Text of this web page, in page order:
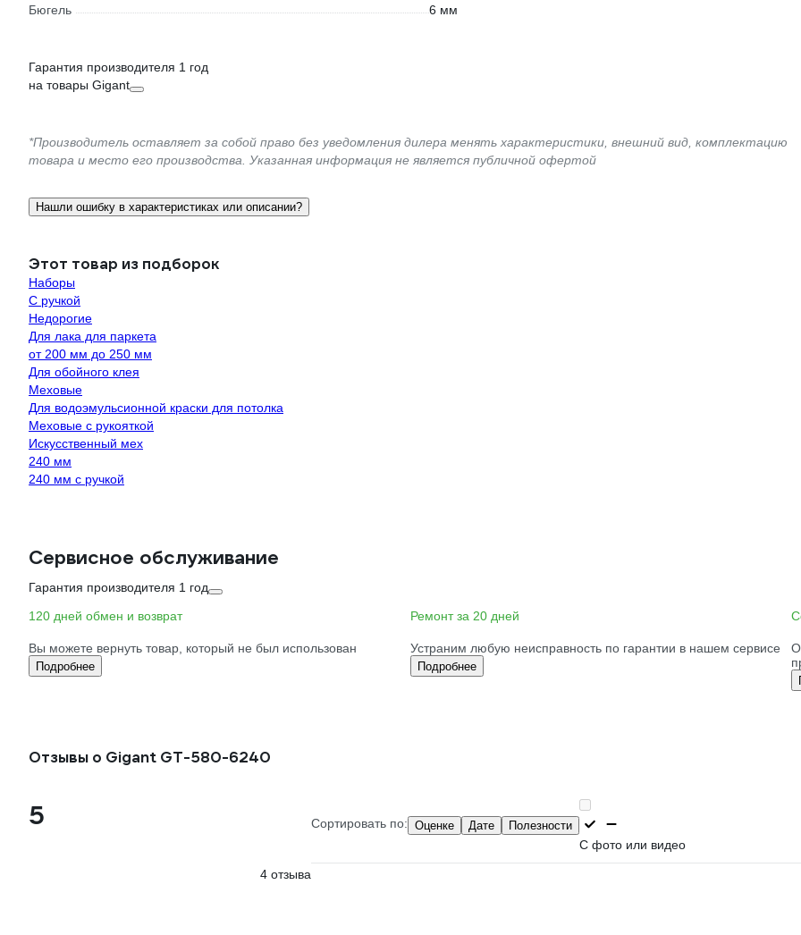
Бюгель
6 мм
Гарантия производителя 1 год
на товары Gigant
*Производитель оставляет за собой право без уведомления дилера менять характеристики, внешний вид, комплектацию
товара и место его производства. Указанная информация не является публичной офертой
Нашли ошибку в характеристиках или описании?
Этот товар из подборок
Наборы
С ручкой
Недорогие
Для лака для паркета
от 200 мм до 250 мм
Для обойного клея
Меховые
Для водоэмульсионной краски для потолка
Меховые с рукояткой
Искусственный мех
240 мм
240 мм с ручкой
Сервисное обслуживание
Гарантия производителя 1 год
120 дней обмен и возврат
Вы можете вернуть товар, который не был использован
Подробнее
Ремонт за 20 дней
Устраним любую неисправность по гарантии в нашем сервисе
Подробнее
Отзывы о Gigant GT-580-6240
5
4 отзыва
Сортировать по: Оценке Дате Полезности
С фото или видео